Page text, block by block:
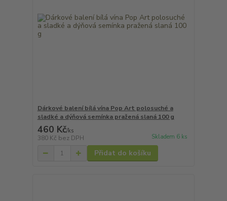
Dárkové balení bílá vína Pop Art polosuché a
sladké a dýňová semínka pražená slaná 100 g
460 Kč/ks
380 Kč bez DPH Skladem 6 ks
Přidat do košíku